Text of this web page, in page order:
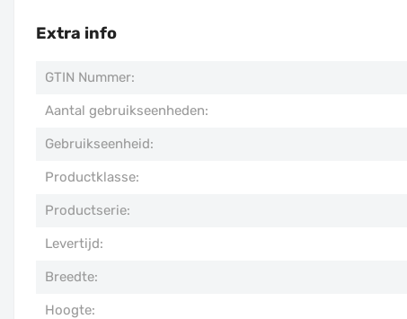
Extra info
GTIN Nummer:
Aantal gebruikseenheden:
Gebruikseenheid:
Productklasse:
Productserie:
Levertijd:
Breedte:
Hoogte: